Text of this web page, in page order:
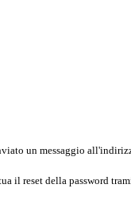
un messaggio
il reset della password